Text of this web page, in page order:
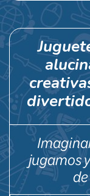
jugamos